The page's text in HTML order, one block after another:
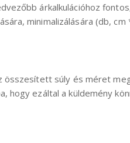
árkalkulációhoz
minimalizálására (db,
összesített súly és méret
hogy ezáltal a küldemény